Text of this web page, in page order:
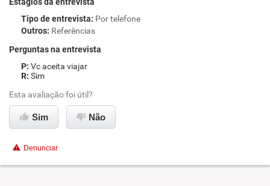
Tipo de entrevista: Por telefone
Outros: Referências
Perguntas na entrevista
Vc aceita viajar
Sim
Esta avaliação foi útil?
Sim Não
Denunciar